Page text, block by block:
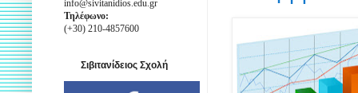
info@sivitanidios.edu.gr
Τηλέφωνο:
(+30) 210-4857600
Σιβιτανίδειος Σχολή